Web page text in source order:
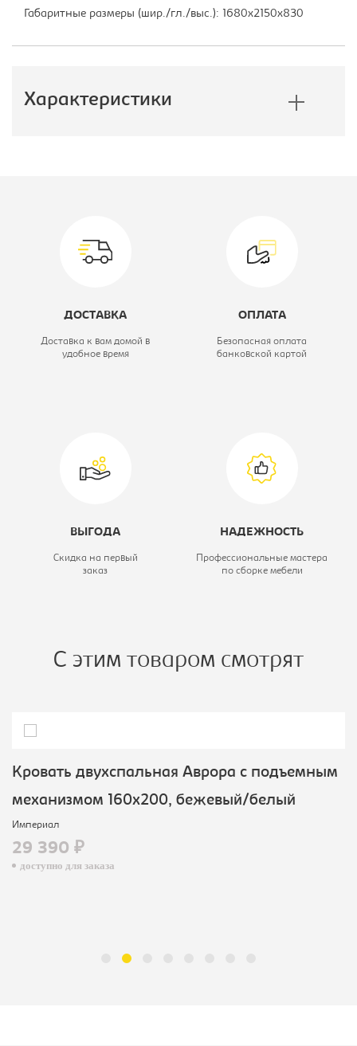
Габаритные размеры (шир./гл./выс.): 1680х2150х830
Характеристики
механизмом
Ширина, мм: 1680
двухспальная
ДОСТАВКА
Доставка к вам домой в
удобное время
ОПЛАТА
Безопасная оплата
банковской картой
ВЫГОДА
Скидка на первый
заказ
НАДЕЖНОСТЬ
Профессиональные мастера
по сборке мебели
С этим товаром смотрят
Кровать двухспальная Аврора с подъемным
механизмом 160х200, бежевый/белый
Империал
29 390 ₽
доступно для заказа